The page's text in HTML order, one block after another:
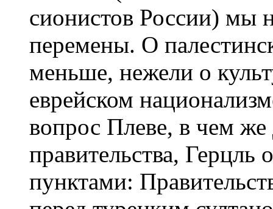
сионистов России) мы
перемены. О
меньше, нежели о
еврейском
вопрос Плеве, в чем
правительства,
пунктами: